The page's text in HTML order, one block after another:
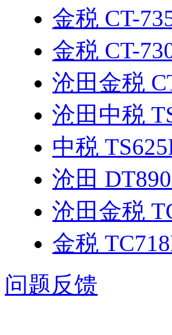
金税 CT-
金税 CT-
沧田金税
沧田中税
中税
沧田
沧田金税
金税
问题反馈